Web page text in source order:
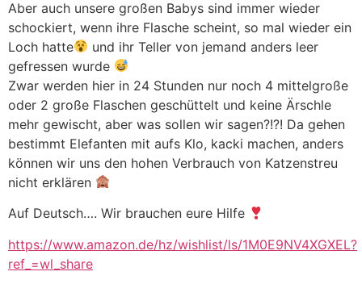
Aber auch unsere großen Babys sind immer wieder
schockiert, wenn ihre Flasche scheint, so mal wieder ein
Loch hatte
und ihr Teller von jemand anders leer
gefressen wurde
Zwar werden hier in 24 Stunden nur noch 4 mittelgroße
oder 2 große Flaschen geschüttelt und keine Ärschle
mehr gewischt, aber was sollen wir sagen?!?! Da gehen
bestimmt Elefanten mit aufs Klo, kacki machen, anders
können wir uns den hohen Verbrauch von Katzenstreu
nicht erklären
Auf Deutsch…. Wir brauchen eure Hilfe
https://www.amazon.de/hz/wishlist/ls/1M0E9NV4XGXEL?
ref_=wl_share